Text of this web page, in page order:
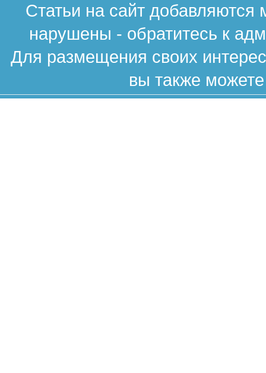
Статьи на сайт
нарушены - обратитесь к
Для размещения своих
вы также